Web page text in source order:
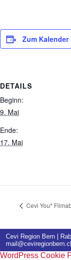
Zum
DETAILS
Beginn:
9. Mai
Ende:
17. Mai
Cevi You*
Cevi Region Bern |
WordPress Cookie